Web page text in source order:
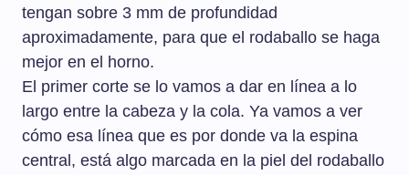
tengan sobre 3 mm de profundidad
aproximadamente, para que el rodaballo se haga
mejor en el horno.
El primer corte se lo vamos a dar en línea a lo
largo entre la cabeza y la cola. Ya vamos a ver
cómo esa línea que es por donde va la espina
central, está algo marcada en la piel del rodaballo